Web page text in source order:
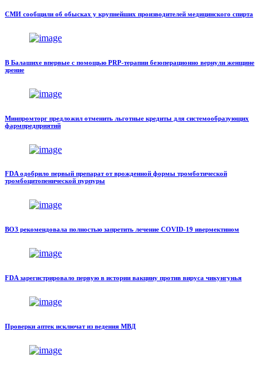
СМИ сообщили об обысках у крупнейших производителей медицинского спирта
В Балашихе впервые с помощью PRP-терапии безоперационно вернули женщине
зрение
Минпромторг предложил отменить льготные кредиты для системообразующих
фармпредприятий
FDA одобрило первый препарат от врожденной формы тромботической
тромбоцитопенической пурпуры
ВОЗ рекомендовала полностью запретить лечение COVID-19 ивермектином
FDA зарегистрировало первую в истории вакцину против вируса чикунгунья
Проверки аптек исключат из ведения МВД